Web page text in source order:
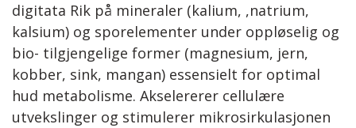
digitata Rik på mineraler (kalium, ,natrium,
kalsium) og sporelementer under oppløselig og
bio- tilgjengelige former (magnesium, jern,
kobber, sink, mangan) essensielt for optimal
hud metabolisme. Akselererer cellulære
utvekslinger og stimulerer mikrosirkulasjonen